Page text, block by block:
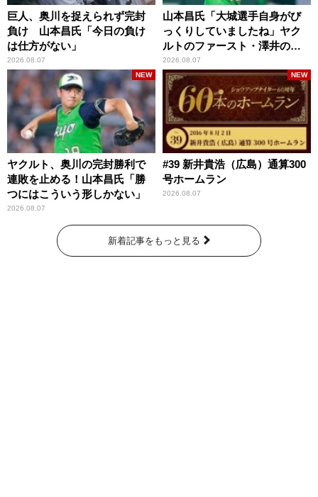
巨人、奥川を捉えられず完封
負け 山本昌氏「今日の負け
は仕方がない」
2026.08.07
山本昌氏「大城選手自身がび
っくりしていましたね」ヤク
ルトのファースト・澤井の判
断を評価
2026.08.07
ヤクルト、奥川の完封勝利で
連敗を止める！山本昌氏「勝
つにはこういう形しかない」
2026.08.07
NEW
#39 新井貴浩（広島）通算300
号ホームラン
2026.08.07
NEW
新着記事をもっと見る